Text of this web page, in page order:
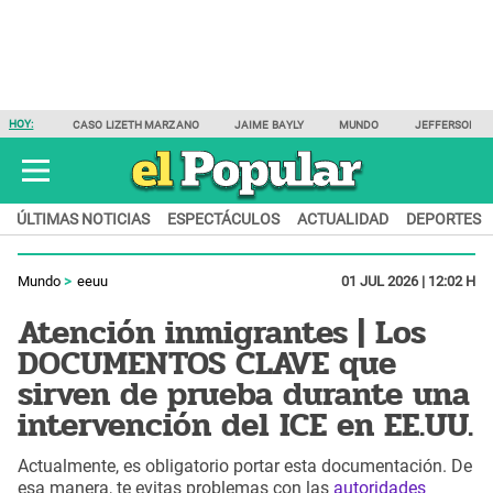
HOY: CASO LIZETH MARZANO JAIME BAYLY MUNDO JEFFERSON
ÚLTIMAS NOTICIAS ESPECTÁCULOS ACTUALIDAD DEPORTES
Mundo eeuu 01 JUL 2026 | 12:02 H
Atención inmigrantes | Los
DOCUMENTOS CLAVE que
sirven de prueba durante una
intervención del ICE en EE.UU.
Actualmente, es obligatorio portar esta documentación. De
esa manera, te evitas problemas con las autoridades